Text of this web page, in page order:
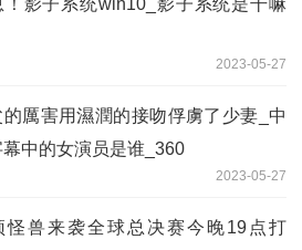
！影子系统win10_影子系统是干嘛
2023-05-27
的厲害用濕潤的接吻俘虜了少妻_中
中的女演员是谁_360
2023-05-27
怪兽来袭全球总决赛今晚19点打